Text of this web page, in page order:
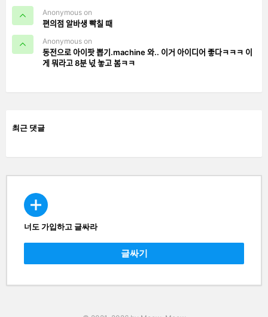
Anonymous on
편의점 알바생 빡칠 때
Anonymous on
동전으로 아이팟 뽑기.machine 와.. 이거 아이디어 좋다ㅋㅋㅋ 이
게 뭐라고 8분 넋 놓고 봄ㅋㅋ
최근 댓글
CREATE
너도 가입하고 글싸라
글싸기